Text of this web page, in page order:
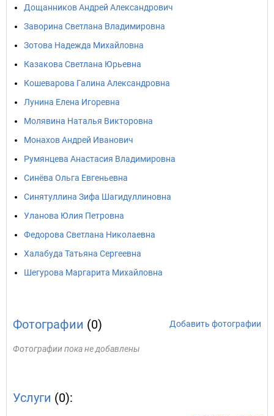
Дощанников Андрей Александрович
Заворина Светлана Владимировна
Зотова Надежда Михайловна
Казакова Светлана Юрьевна
Кошеварова Галина Александровна
Лунина Елена Игоревна
Молявина Наталья Викторовна
Монахов Андрей Иванович
Румянцева Анастасия Владимировна
Синёва Ольга Евгеньевна
Синятуллина Зифа Шагидуллиновна
Уланова Юлия Петровна
Федорова Светлана Николаевна
Халабуда Татьяна Сергеевна
Шегурова Маргарита Михайловна
Фотографии (0) Добавить фотографии
Фотографии пока не добавлены
Услуги (0):